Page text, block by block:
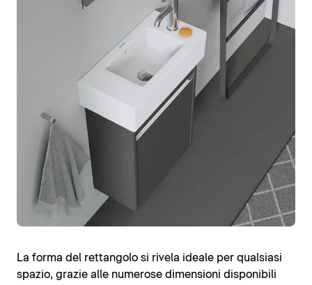
La forma del rettangolo si rivela ideale per qualsiasi
spazio, grazie alle numerose dimensioni disponibili